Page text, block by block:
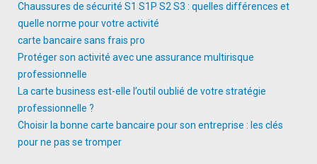
Chaussures de sécurité S1 S1P S2 S3 : quelles différences et
quelle norme pour votre activité
carte bancaire sans frais pro
Protéger son activité avec une assurance multirisque
professionnelle
La carte business est-elle l’outil oublié de votre stratégie
professionnelle ?
Choisir la bonne carte bancaire pour son entreprise : les clés
pour ne pas se tromper